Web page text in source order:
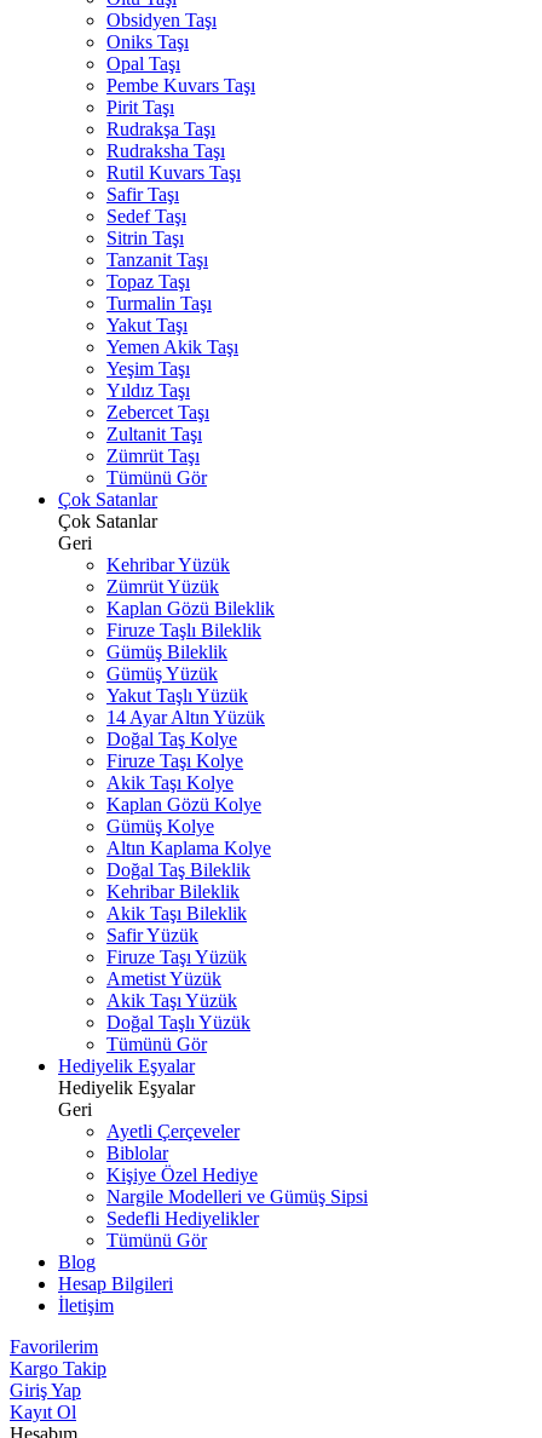
Obsidyen Taşı
Oniks Taşı
Opal Taşı
Pembe Kuvars Taşı
Pirit Taşı
Rudrakşa Taşı
Rudraksha Taşı
Rutil Kuvars Taşı
Safir Taşı
Sedef Taşı
Sitrin Taşı
Tanzanit Taşı
Topaz Taşı
Turmalin Taşı
Yakut Taşı
Yemen Akik Taşı
Yeşim Taşı
Yıldız Taşı
Zebercet Taşı
Zultanit Taşı
Zümrüt Taşı
Tümünü Gör
Çok Satanlar
Çok Satanlar
Geri
Kehribar Yüzük
Zümrüt Yüzük
Kaplan Gözü Bileklik
Firuze Taşlı Bileklik
Gümüş Bileklik
Gümüş Yüzük
Yakut Taşlı Yüzük
14 Ayar Altın Yüzük
Doğal Taş Kolye
Firuze Taşı Kolye
Akik Taşı Kolye
Kaplan Gözü Kolye
Gümüş Kolye
Altın Kaplama Kolye
Doğal Taş Bileklik
Kehribar Bileklik
Akik Taşı Bileklik
Safir Yüzük
Firuze Taşı Yüzük
Ametist Yüzük
Akik Taşı Yüzük
Doğal Taşlı Yüzük
Tümünü Gör
Hediyelik Eşyalar
Hediyelik Eşyalar
Geri
Ayetli Çerçeveler
Biblolar
Kişiye Özel Hediye
Nargile Modelleri ve Gümüş Sipsi
Sedefli Hediyelikler
Tümünü Gör
Blog
Hesap Bilgileri
İletişim
Favorilerim
Kargo Takip
Giriş Yap
Kayıt Ol
Hesabım